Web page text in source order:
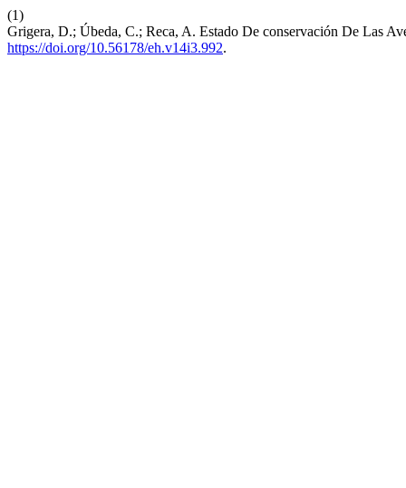
(1)
Grigera, D.; Úbeda, C.; Reca, A. Estado De conservación De Las
https://doi.org/10.56178/eh.v14i3.992.